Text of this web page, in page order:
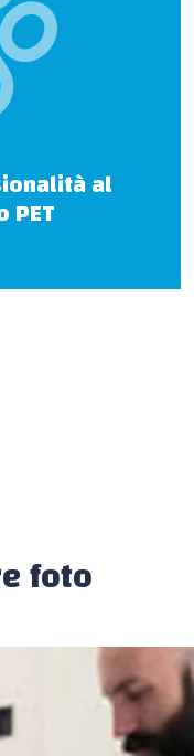
al
foto